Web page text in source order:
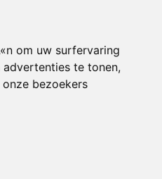
om uw surfervaring
te tonen,
bezoekers